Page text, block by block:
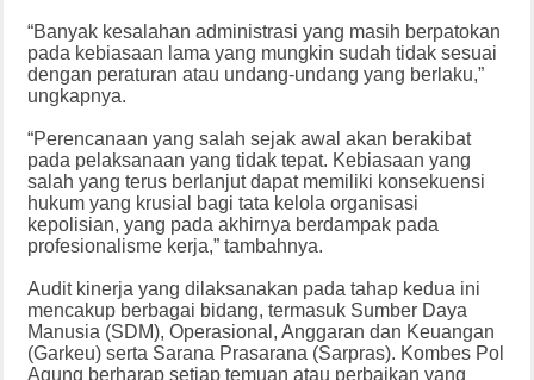
“Banyak kesalahan administrasi yang masih berpatokan
pada kebiasaan lama yang mungkin sudah tidak sesuai
dengan peraturan atau undang-undang yang berlaku,”
ungkapnya.
“Perencanaan yang salah sejak awal akan berakibat
pada pelaksanaan yang tidak tepat. Kebiasaan yang
salah yang terus berlanjut dapat memiliki konsekuensi
hukum yang krusial bagi tata kelola organisasi
kepolisian, yang pada akhirnya berdampak pada
profesionalisme kerja,” tambahnya.
Audit kinerja yang dilaksanakan pada tahap kedua ini
mencakup berbagai bidang, termasuk Sumber Daya
Manusia (SDM), Operasional, Anggaran dan Keuangan
(Garkeu) serta Sarana Prasarana (Sarpras). Kombes Pol
Agung berharap setiap temuan atau perbaikan yang